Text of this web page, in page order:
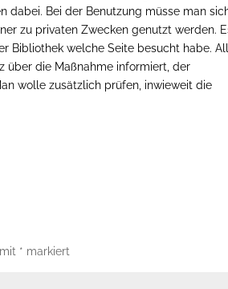
dabei. Bei der Benutzung müsse man
zu privaten Zwecken genutzt werden.
Bibliothek welche Seite besucht habe.
über die Maßnahme informiert, der
wolle zusätzlich prüfen, inwieweit die
* markiert